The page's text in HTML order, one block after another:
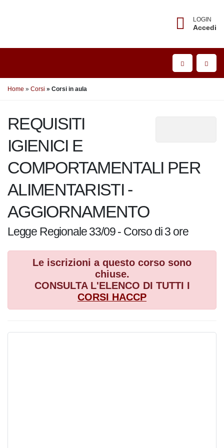
LOGIN
Accedi
Home Corsi Corsi in aula
REQUISITI IGIENICI
E
COMPORTAMENTALI PER
ALIMENTARISTI -
AGGIORNAMENTO
Legge Regionale 33/09 - Corso di 3 ore
Le iscrizioni a questo corso sono
chiuse.
CONSULTA L'ELENCO DI TUTTI ICORSI
HACCP